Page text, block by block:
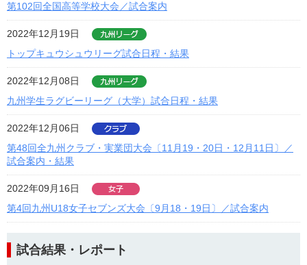
第102回全国高等学校大会／試合案内
2022年12月19日
トップキュウシュウリーグ試合日程・結果
2022年12月08日
九州学生ラグビーリーグ（大学）試合日程・結果
2022年12月06日
第48回全九州クラブ・実業団大会〔11月19・20日・12月11日〕／
試合案内・結果
2022年09月16日
第4回九州U18女子セブンズ大会〔9月18・19日〕／試合案内
試合結果・レポート